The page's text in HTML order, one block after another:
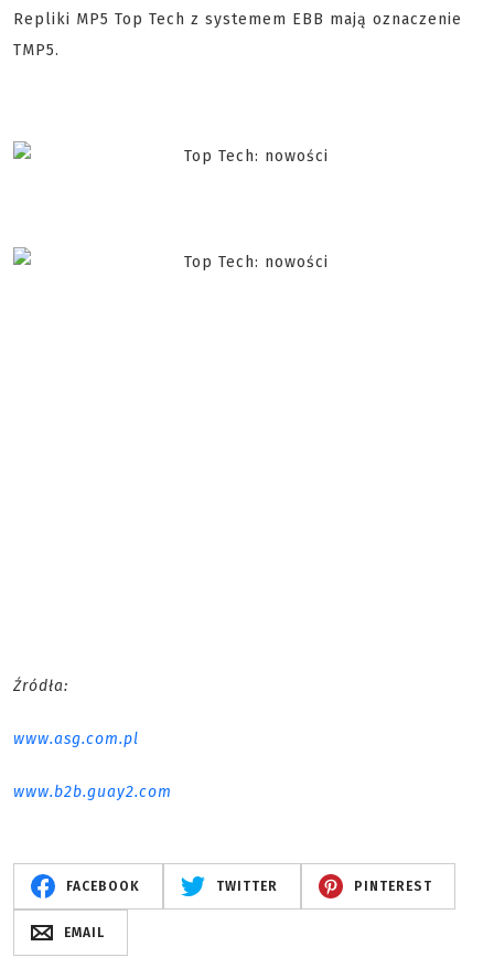
Repliki MP5 Top Tech z systemem EBB mają oznaczenie
TMP5.
Źródła:
www.asg.com.pl
www.b2b.guay2.com
FACEBOOK TWITTER PINTEREST
EMAIL